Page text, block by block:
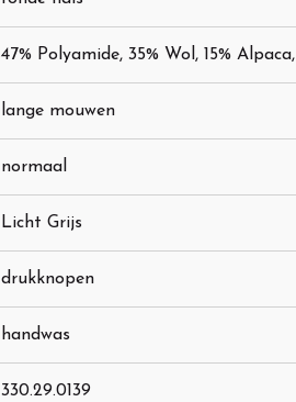
47% Polyamide, 35% Wol, 15%
lange mouwen
normaal
Licht Grijs
drukknopen
handwas
330.29.0139